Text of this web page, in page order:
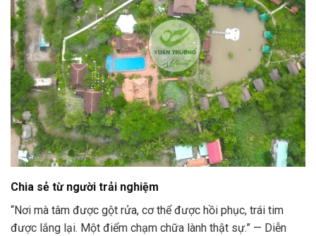
Chia sẻ từ người trải nghiệm
“Nơi mà tâm được gột rửa, cơ thể được hồi phục, trái tim
được lắng lại. Một điểm chạm chữa lành thật sự.” — Diễn